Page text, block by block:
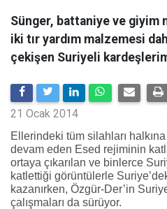
Sünger, battaniye ve giyim
iki tır yardım malzemesi
çekişen Suriyeli
21 Ocak 2014
Ellerindeki tüm silahları
devam eden Esed rejiminin
ortaya çıkarılan ve binlerce
katlettiği görüntülerle
kazanırken, Özgür-Der’in
çalışmaları da sürüyor.